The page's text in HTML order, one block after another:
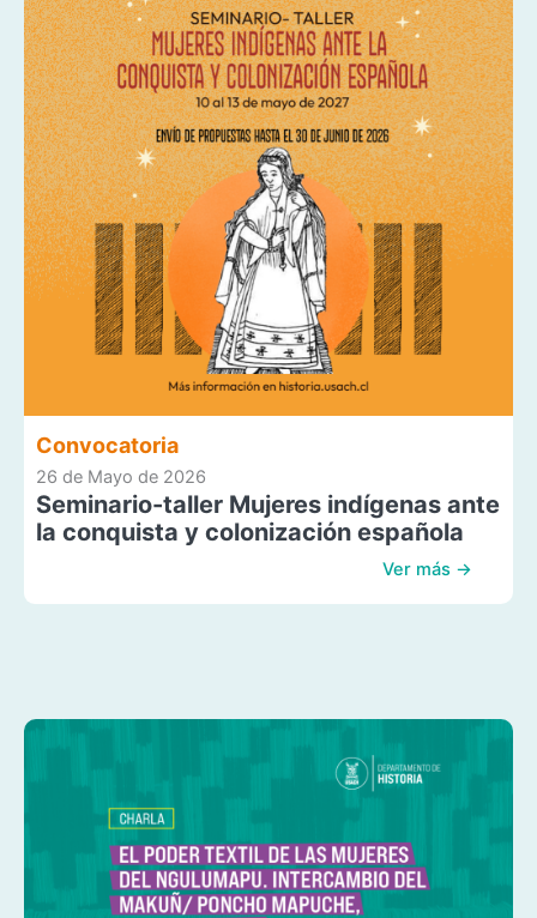
Convocatoria
26 de Mayo de 2026
Seminario-taller Mujeres indígenas ante
la conquista y colonización española
Ver más →